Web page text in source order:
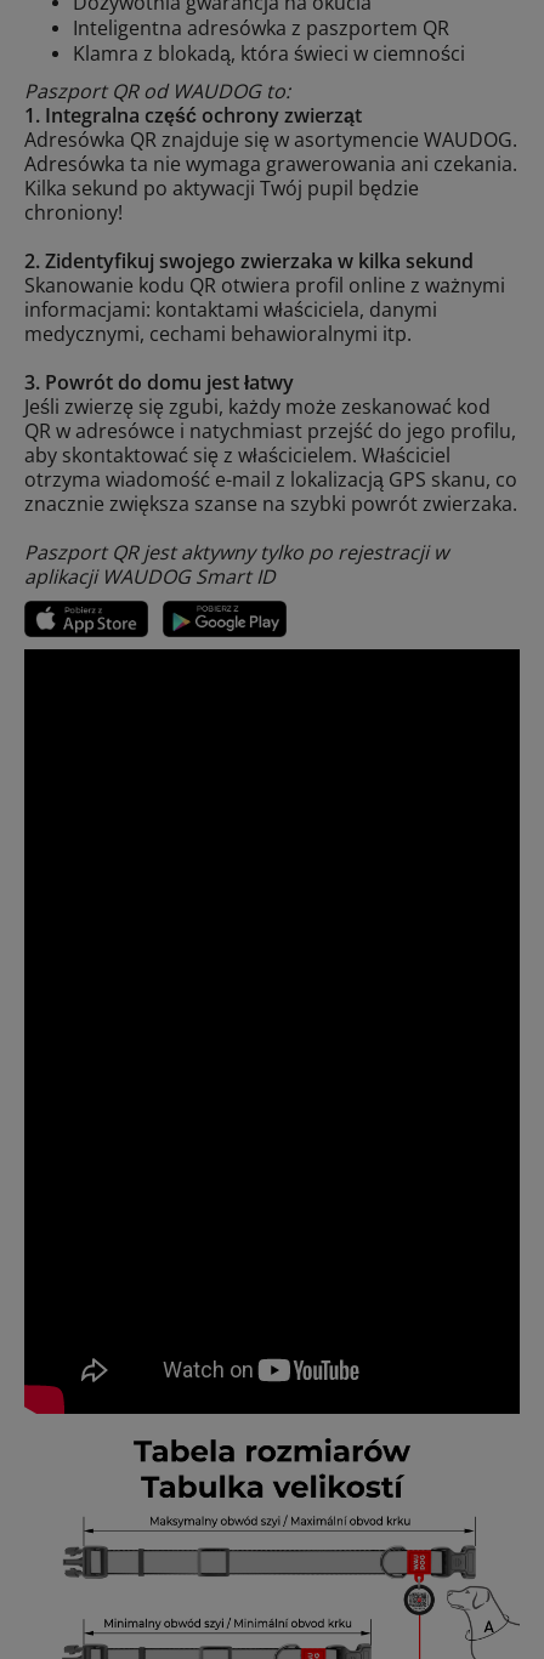
Inteligentna adresówka z paszportem QR
Klamra z blokadą, która świeci w ciemności
Paszport QR od WAUDOG to:
1. Integralna część ochrony zwierząt
Adresówka QR znajduje się w asortymencie WAUDOG.
Adresówka ta nie wymaga grawerowania ani czekania.
Kilka sekund po aktywacji Twój pupil będzie
chroniony!
2. Zidentyfikuj swojego zwierzaka w kilka sekund
Skanowanie kodu QR otwiera profil online z ważnymi
informacjami: kontaktami właściciela, danymi
medycznymi, cechami behawioralnymi itp.
3. Powrót do domu jest łatwy
Jeśli zwierzę się zgubi, każdy może zeskanować kod
QR w adresówce i natychmiast przejść do jego profilu,
aby skontaktować się z właścicielem. Właściciel
otrzyma wiadomość e-mail z lokalizacją GPS skanu, co
znacznie zwiększa szanse na szybki powrót zwierzaka.
Paszport QR jest aktywny tylko po rejestracji w
aplikacji WAUDOG Smart ID